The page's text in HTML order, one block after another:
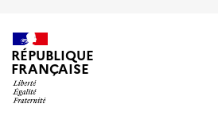
RÉPUBLIQUE
FRANÇAISE